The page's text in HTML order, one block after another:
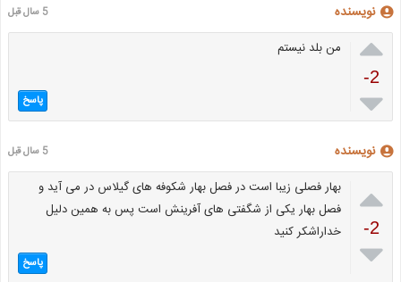
نویسنده 5 سال قبل

-2

من بلد نیستم
پاسخ
نویسنده 5 سال قبل

-2

بهار فصلی زیبا است در فصل بهار شکوفه های گیلاس در می آید و
فصل بهار یکی از شگفتی های آفرینش است پس به همین دلیل
خداراشکر کنید
پاسخ